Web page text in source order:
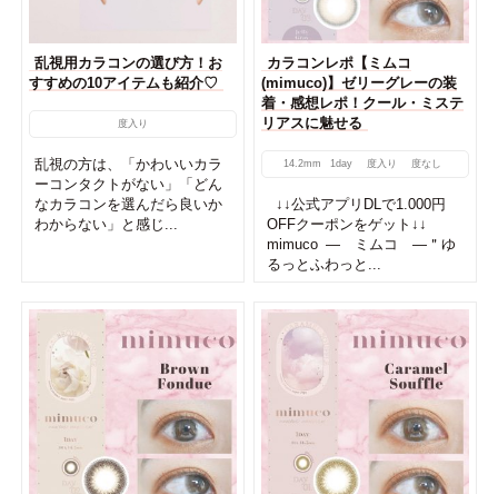
乱視用カラコンの選び方！お
すすめの10アイテムも紹介♡
度入り
乱視の方は、「かわいいカラ
ーコンタクトがない」「どん
なカラコンを選んだら良いか
わからない」と感じ...
カラコンレポ【ミムコ
(mimuco)】ゼリーグレーの装
着・感想レポ！クール・ミステ
リアスに魅せる
14.2mm 1day 度入り 度なし
↓↓公式アプリDLで1.000円
OFFクーポンをゲット↓↓
mimuco ― ミムコ ―＂ゆ
るっとふわっと...